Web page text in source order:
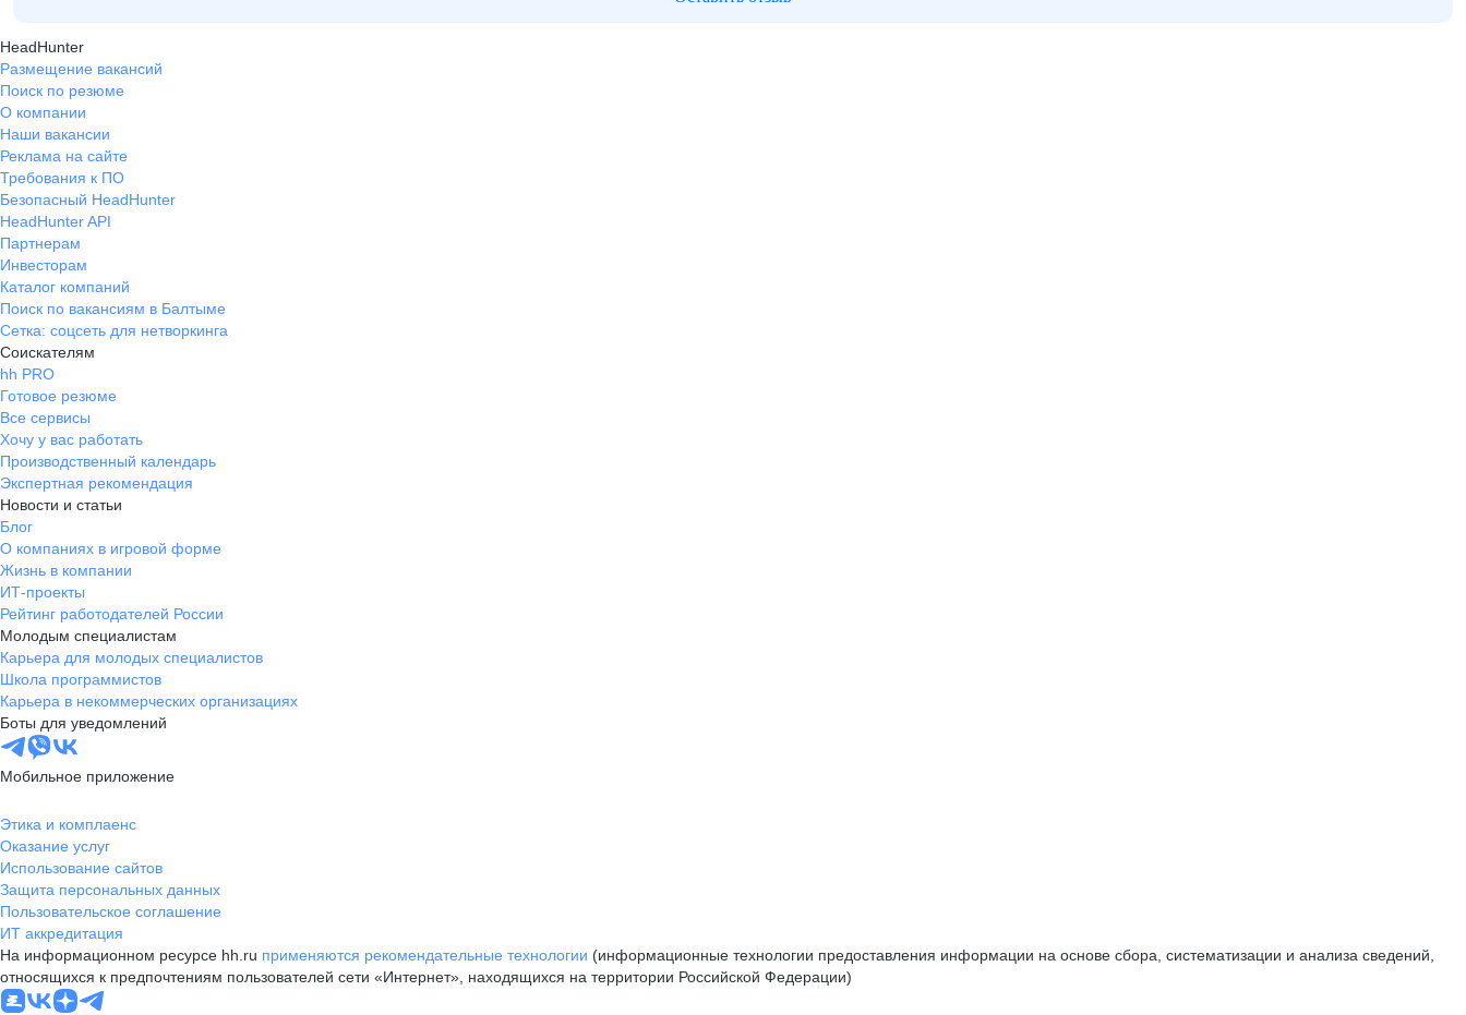
HeadHunter
Размещение вакансий
Поиск по резюме
О компании
Наши вакансии
Реклама на сайте
Требования к ПО
Безопасный HeadHunter
HeadHunter API
Партнерам
Инвесторам
Каталог компаний
Поиск по вакансиям в Балтыме
Сетка: соцсеть для нетворкинга
Соискателям
hh PRO
Готовое резюме
Все сервисы
Хочу у вас работать
Производственный календарь
Экспертная рекомендация
Новости и статьи
Блог
О компаниях в игровой форме
Жизнь в компании
ИТ-проекты
Рейтинг работодателей России
Молодым специалистам
Карьера для молодых специалистов
Школа программистов
Карьера в некоммерческих организациях
Боты для уведомлений
Мобильное приложение
Этика и комплаенс
Оказание услуг
Использование сайтов
Защита персональных данных
Пользовательское соглашение
ИТ аккредитация
На информационном ресурсе hh.ru применяются рекомендательные технологии (информационные технологии предоставления информации на основе сбора, систематизации и анализа сведений,
относящихся к предпочтениям пользователей сети «Интернет», находящихся на территории Российской Федерации)